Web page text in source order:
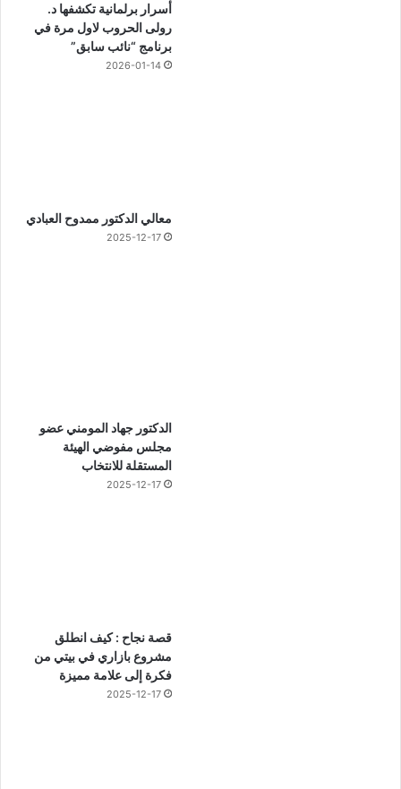
أسرار برلمانية تكشفها د.
رولى الحروب لاول مرة في
برنامج “نائب سابق”
2026-01-14
معالي الدكتور ممدوح العبادي
2025-12-17
الدكتور جهاد المومني عضو
مجلس مفوضي الهيئة
المستقلة للانتخاب
2025-12-17
قصة نجاح : كيف انطلق
مشروع بازاري في بيتي من
فكرة إلى علامة مميزة
2025-12-17